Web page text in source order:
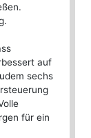
auf
sechs
für ein